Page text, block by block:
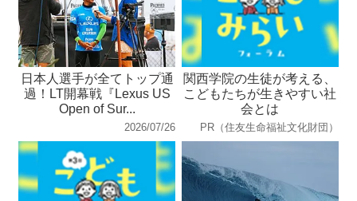
日本人選手が全てトップ通
過！LT開幕戦『Lexus US
Open of Sur...
2026/07/26
関西学院の生徒が考える、
こどもたちが生きやすい社
会とは
PR（住友生命福祉文化財団）